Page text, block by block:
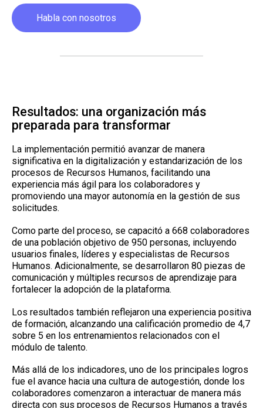
Habla con nosotros
Resultados: una organización más
preparada para transformar
La implementación permitió avanzar de manera
significativa en la digitalización y estandarización de los
procesos de Recursos Humanos, facilitando una
experiencia más ágil para los colaboradores y
promoviendo una mayor autonomía en la gestión de sus
solicitudes.
Como parte del proceso, se capacitó a 668 colaboradores
de una población objetivo de 950 personas, incluyendo
usuarios finales, líderes y especialistas de Recursos
Humanos. Adicionalmente, se desarrollaron 80 piezas de
comunicación y múltiples recursos de aprendizaje para
fortalecer la adopción de la plataforma.
Los resultados también reflejaron una experiencia positiva
de formación, alcanzando una calificación promedio de 4,7
sobre 5 en los entrenamientos relacionados con el
módulo de talento.
Más allá de los indicadores, uno de los principales logros
fue el avance hacia una cultura de autogestión, donde los
colaboradores comenzaron a interactuar de manera más
directa con sus procesos de Recursos Humanos a través